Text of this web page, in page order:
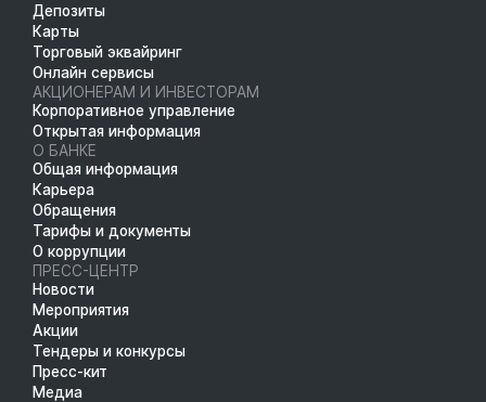
Депозиты
Карты
Торговый эквайринг
Онлайн сервисы
АКЦИОНЕРАМ И ИНВЕСТОРАМ
Корпоративное управление
Открытая информация
О БАНКЕ
Общая информация
Карьера
Обращения
Тарифы и документы
О коррупции
ПРЕСС-ЦЕНТР
Новости
Мероприятия
Акции
Тендеры и конкурсы
Пресс-кит
Медиа